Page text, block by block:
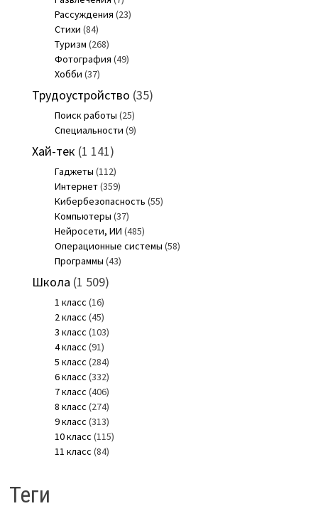
Рассуждения (23)
Стихи (84)
Туризм (268)
Фотография (49)
Хобби (37)
Трудоустройство (35)
Поиск работы (25)
Специальности (9)
Хай-тек (1 141)
Гаджеты (112)
Интернет(359)
Кибербезопасность (55)
Компьютеры (37)
Нейросети, ИИ (485)
Операционные системы (58)
Программы (43)
Школа (1 509)
1 класс (16)
2 класс (45)
3 класс (103)
4 класс (91)
5 класс (284)
6 класс (332)
7 класс (406)
8 класс (274)
9 класс (313)
10 класс (115)
11 класс (84)
Теги